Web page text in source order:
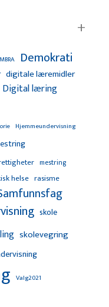
Demokrati
digitale læremidler
Digital læring
Hjemmeundervisning
mestring
helse rasisme
skole
skolevegring
Valg2021